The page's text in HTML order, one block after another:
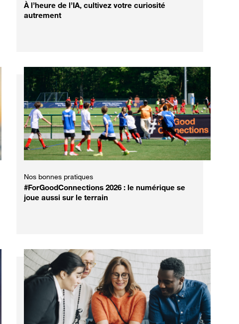
À l’heure de l’IA, cultivez votre curiosité
autrement
Nos bonnes pratiques
#ForGoodConnections 2026 : le numérique se
joue aussi sur le terrain